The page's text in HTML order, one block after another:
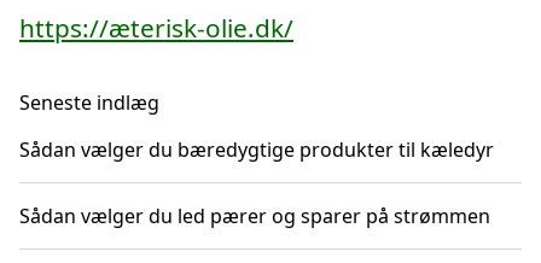
https://æterisk-olie.dk/
Seneste indlæg
Sådan vælger du bæredygtige produkter til kæledyr
Sådan vælger du led pærer og sparer på strømmen